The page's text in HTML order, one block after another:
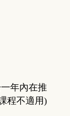
年內在推
程不適用)